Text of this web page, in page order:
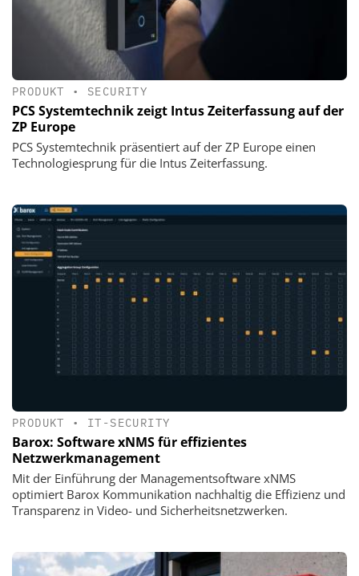
PRODUKT • SECURITY
PCS Systemtechnik zeigt Intus Zeiterfassung auf der
ZP Europe
PCS Systemtechnik präsentiert auf der ZP Europe einen
Technologiesprung für die Intus Zeiterfassung.
PRODUKT • IT-SECURITY
Barox: Software xNMS für effizientes
Netzwerkmanagement
Mit der Einführung der Managementsoftware xNMS
optimiert Barox Kommunikation nachhaltig die Effizienz und
Transparenz in Video- und Sicherheitsnetzwerken.